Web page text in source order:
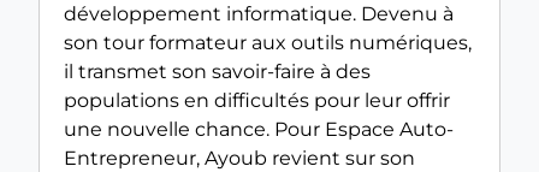
développement informatique. Devenu à
son tour formateur aux outils numériques,
il transmet son savoir-faire à des
populations en difficultés pour leur offrir
une nouvelle chance. Pour Espace Auto-
Entrepreneur, Ayoub revient sur son